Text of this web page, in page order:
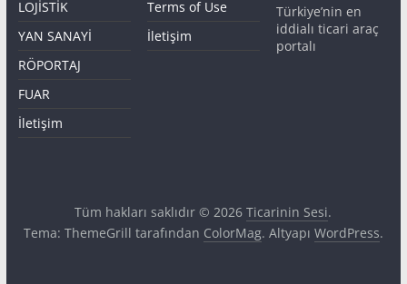
LOJİSTİK
YAN SANAYİ
RÖPORTAJ
FUAR
İletişim
Terms of Use
İletişim
Türkiye’nin en
iddialı ticari araç
portalı
Tüm hakları saklıdır © 2026Ticarinin Sesi.
Tema: ThemeGrill tarafından ColorMag. Altyapı WordPress.